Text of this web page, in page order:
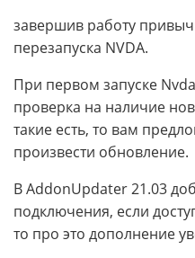
завершив работу
перезапуска NVDA.
При первом запуске
проверка на наличие
такие есть, то вам
произвести обновление.
В AddonUpdater 21.03
подключения, если
то про это дополнение